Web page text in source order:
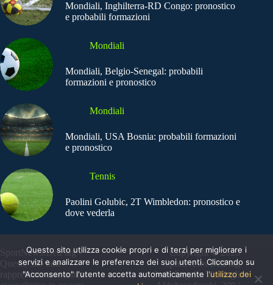
Mondiali, Inghilterra-RD Congo: pronostico
e probabili formazioni
Mondiali
Mondiali, Belgio-Senegal: probabili
formazioni e pronostico
Mondiali
Mondiali, USA Bosnia: probabili formazioni
e pronostico
Tennis
Paolini Golubic, 2T Wimbledon: pronostico e
dove vederla
SportNews.BetFlag -
Questo sito non
rappresenta una testata
Copyright © 2025
SportNews BetFlag
Sede Legale: Via degli
Questo sito utilizza cookie propri e di terzi per migliorare i
servizi e analizzare le preferenze dei suoi utenti. Cliccando su
"Acconsento" l'utente accetta automaticamente l'utilizzo dei